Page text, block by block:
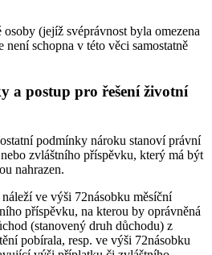
(jejíž svéprávnost byla omezena
není schopna v této věci samostatně
a postup pro řešení životní
podmínky nároku stanoví právní
zvláštního příspěvku, který má být
nahrazen.
ve výši 72násobku měsíční
příspěvku, na kterou by oprávněná
(stanovený druh důchodu) z
pobírala, resp. ve výši 72násobku